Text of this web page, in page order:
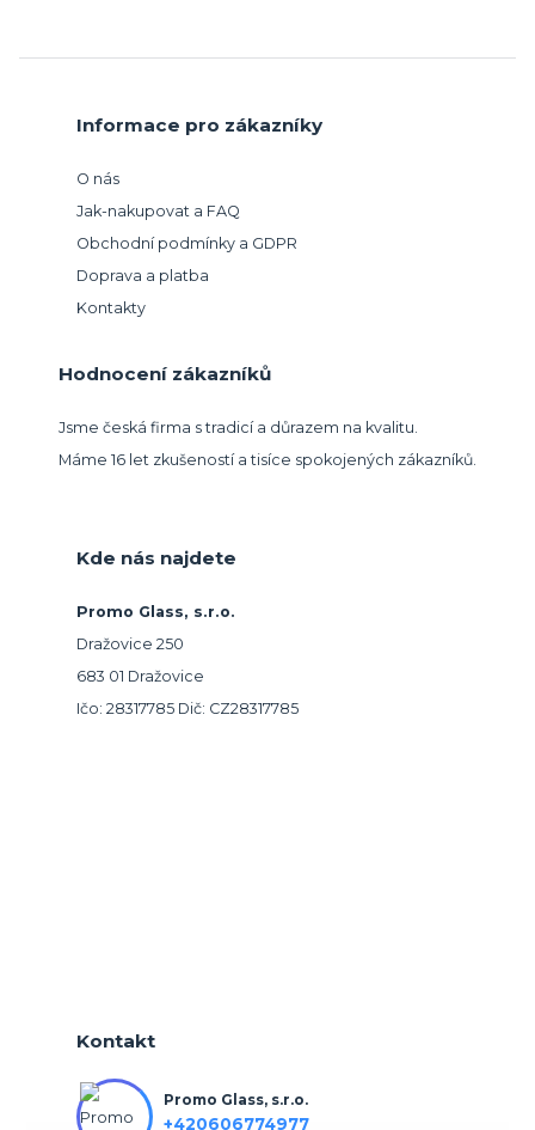
Informace pro zákazníky
O nás
Jak-nakupovat a FAQ
Obchodní podmínky a GDPR
Doprava a platba
Kontakty
Hodnocení zákazníků
Jsme česká firma s tradicí a důrazem na kvalitu.
Máme 16 let zkušeností a tisíce spokojených zákazníků.
Kde nás najdete
Promo Glass, s.r.o.
Dražovice 250
683 01 Dražovice
Ičo: 28317785 Dič: CZ28317785
Kontakt
Promo Glass, s.r.o.
+420606774977